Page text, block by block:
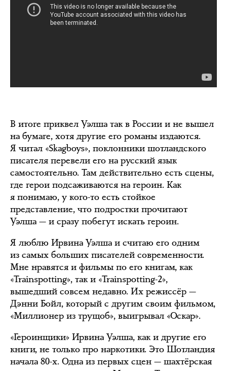
В итоге приквел Уэлша так в России и не вышел
на бумаге, хотя другие его романы издаются.
Я читал «Skagboys», поклонники шотландского
писателя перевели его на русский язык
самостоятельно. Там действительно есть сцены,
где герои подсаживаются на героин. Как
я понимаю, у кого-то есть стойкое
представление, что подростки прочитают
Уэлша — и сразу побегут искать героин.
Я люблю Ирвина Уэлша и считаю его одним
из самых больших писателей современности.
Мне нравятся и фильмы по его книгам, как
«Trainspotting», так и «Trainspotting-2»,
вышедший совсем недавно. Их режиссёр —
Дэнни Бойл, который с другим своим фильмом,
«Миллионер из трущоб», выигрывал «Оскар».
«Героинщики» Ирвина Уэлша, как и другие его
книги, не только про наркотики. Это Шотландия
начала 80-х. Одна из первых сцен — шахтёрская